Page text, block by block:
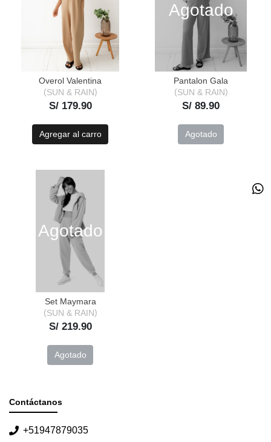
Overol Valentina
SUN & RAIN
S/ 179.90
Agregar al carro
Agotado
Pantalon Gala
SUN & RAIN
S/ 89.90
Agotado
Agotado
Set Maymara
SUN & RAIN
S/ 219.90
Agotado
Contáctanos
+51947879035